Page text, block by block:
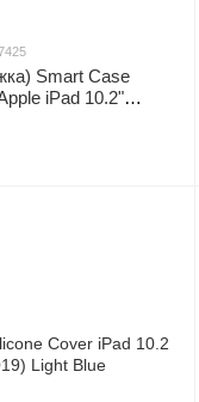
Smart Case
iPad 10.2"
Green)